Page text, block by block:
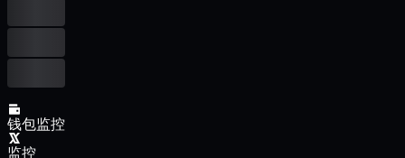
钱包监控
监控